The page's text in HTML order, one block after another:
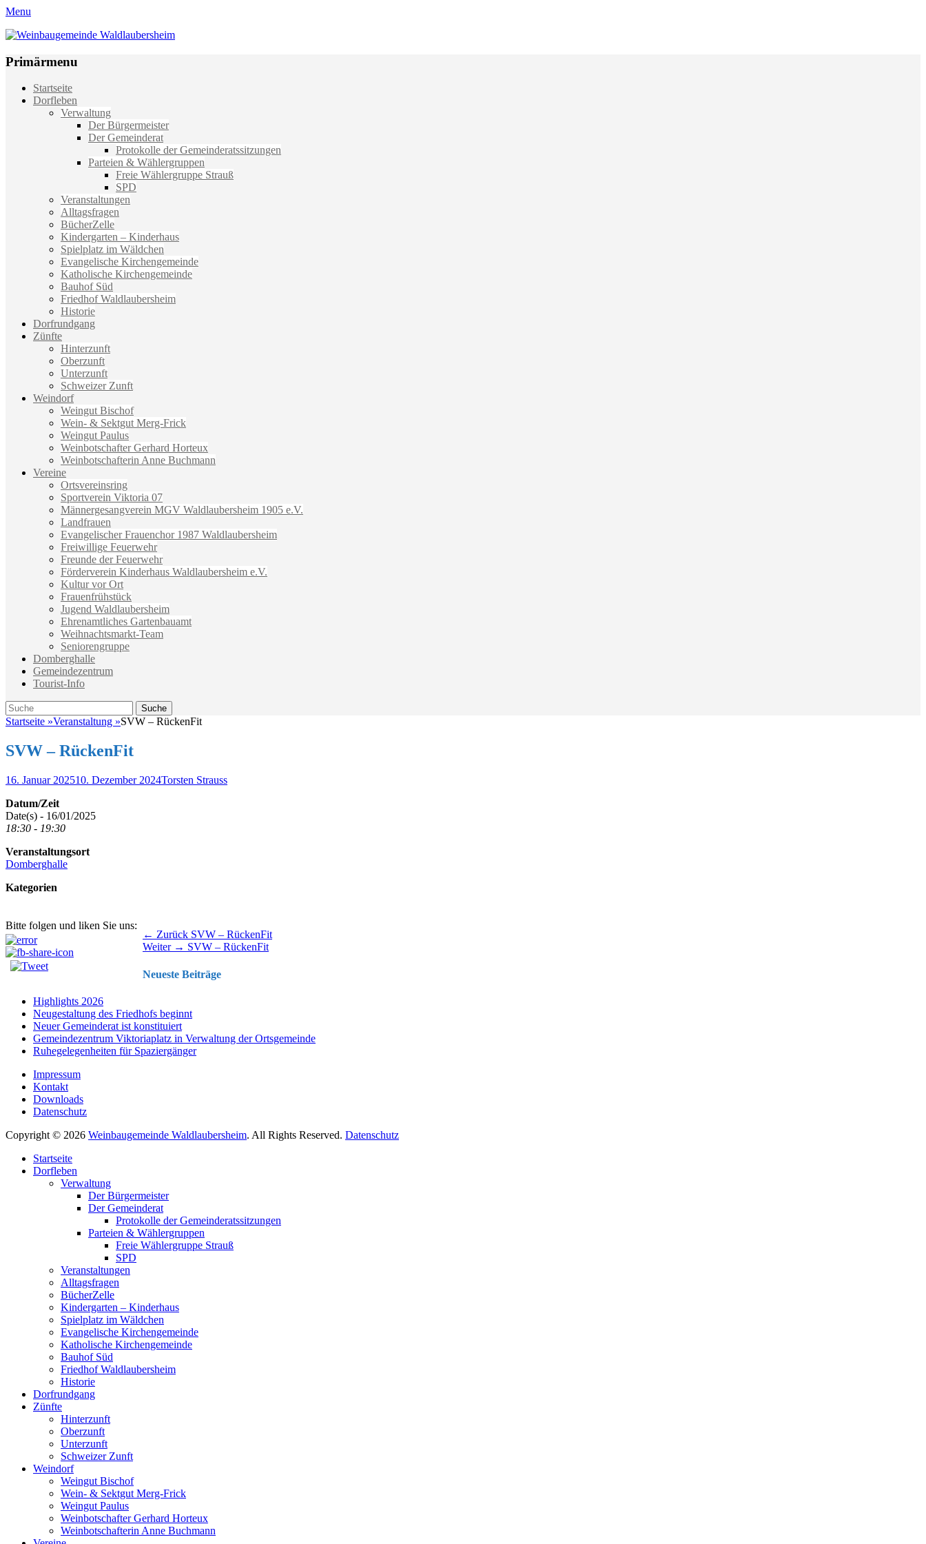
Menu
Weinbaugemeinde Waldlaubersheim
Primärmenu
Weiter
zum
Startseite
Dorfleben
Verwaltung
Der Bürgermeister
Der Gemeinderat
Protokolle der Gemeinderatssitzungen
Parteien & Wählergruppen
Freie Wählergruppe Strauß
SPD
Veranstaltungen
Alltagsfragen
BücherZelle
Kindergarten – Kinderhaus
Spielplatz im Wäldchen
Evangelische Kirchengemeinde
Katholische Kirchengemeinde
Bauhof Süd
Friedhof Waldlaubersheim
Historie
Dorfrundgang
Zünfte
Hinterzunft
Oberzunft
Unterzunft
Schweizer Zunft
Weindorf
Weingut Bischof
Wein- & Sektgut Merg-Frick
Weingut Paulus
Weinbotschafter Gerhard Horteux
Weinbotschafterin Anne Buchmann
Vereine
Ortsvereinsring
Sportverein Viktoria 07
Männergesangverein MGV Waldlaubersheim 1905 e.V.
Landfrauen
Evangelischer Frauenchor 1987 Waldlaubersheim
Freiwillige Feuerwehr
Freunde der Feuerwehr
Förderverein Kinderhaus Waldlaubersheim e.V.
Kultur vor Ort
Frauenfrühstück
Jugend Waldlaubersheim
Ehrenamtliches Gartenbauamt
Weihnachtsmarkt-Team
Seniorengruppe
Domberghalle
Gemeindezentrum
Tourist-Info
Suche
Suche
nach:
Startseite »Veranstaltung »SVW – RückenFit
SVW – RückenFit
Veröffentlicht
16. Januar 202510. Dezember 2024Autor
Torsten Strauss
Datum/Zeit
Date(s) - 16/01/2025
18:30 - 19:30
Veranstaltungsort
Domberghalle
Kategorien
Bitte folgen und liken Sie uns:
Beitragsnavigation ← Zurück Vorhergehender
Beitrag:
SVW – RückenFit
Weiter → Nächster
SVW – RückenFit
Neueste Beiträge
Highlights 2026
Neugestaltung des Friedhofs beginnt
Neuer Gemeinderat ist konstituiert
Gemeindezentrum Viktoriaplatz in Verwaltung der Ortsgemeinde
Ruhegelegenheiten für Spaziergänger
Impressum
Kontakt
Downloads
Datenschutz
Copyright © 2026 Weinbaugemeinde Waldlaubersheim. All Rights Reserved. Datenschutz
oben
scrollen
Startseite
Dorfleben
Verwaltung
Der Bürgermeister
Der Gemeinderat
Protokolle der Gemeinderatssitzungen
Parteien & Wählergruppen
Freie Wählergruppe Strauß
SPD
Veranstaltungen
Alltagsfragen
BücherZelle
Kindergarten – Kinderhaus
Spielplatz im Wäldchen
Evangelische Kirchengemeinde
Katholische Kirchengemeinde
Bauhof Süd
Friedhof Waldlaubersheim
Historie
Dorfrundgang
Zünfte
Hinterzunft
Oberzunft
Unterzunft
Schweizer Zunft
Weindorf
Weingut Bischof
Wein- & Sektgut Merg-Frick
Weingut Paulus
Weinbotschafter Gerhard Horteux
Weinbotschafterin Anne Buchmann